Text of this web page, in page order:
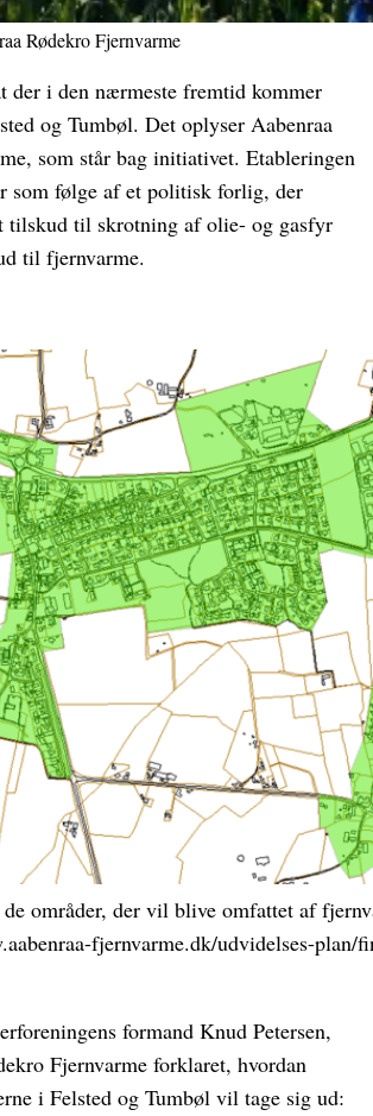
Rødekro Fjernvarme
og Tumbøl. Det oplyser Aabenraa
som står bag initiativet. Etableringen
som følge af et politisk forlig, der
tilskud til skrotning af olie- og gasfyr
til fjernvarme.
områder, der vil blive omfattet af
fjernvarme.dk/udvidelses-plan/
formand Knud Petersen,
Fjernvarme forklaret, hvordan
i Felsted og Tumbøl vil tage sig ud: